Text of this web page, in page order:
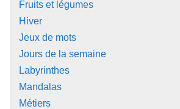
Fruits et légumes
Hiver
Jeux de mots
Jours de la semaine
Labyrinthes
Mandalas
Métiers